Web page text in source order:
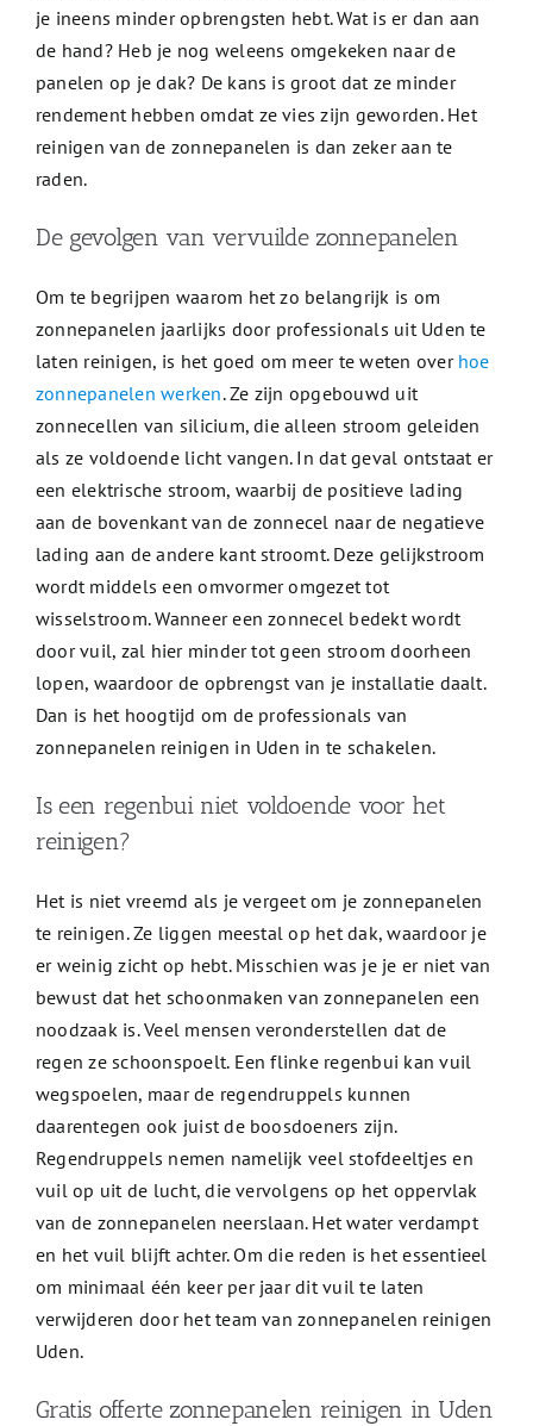
je ineens minder opbrengsten hebt. Wat is er dan aan
de hand? Heb je nog weleens omgekeken naar de
panelen op je dak? De kans is groot dat ze minder
rendement hebben omdat ze vies zijn geworden. Het
reinigen van de zonnepanelen is dan zeker aan te
raden.
De gevolgen van vervuilde zonnepanelen
Om te begrijpen waarom het zo belangrijk is om
zonnepanelen jaarlijks door professionals uit Uden te
laten reinigen, is het goed om meer te weten over hoe
zonnepanelen werken. Ze zijn opgebouwd uit
zonnecellen van silicium, die alleen stroom geleiden
als ze voldoende licht vangen. In dat geval ontstaat er
een elektrische stroom, waarbij de positieve lading
aan de bovenkant van de zonnecel naar de negatieve
lading aan de andere kant stroomt. Deze gelijkstroom
wordt middels een omvormer omgezet tot
wisselstroom. Wanneer een zonnecel bedekt wordt
door vuil, zal hier minder tot geen stroom doorheen
lopen, waardoor de opbrengst van je installatie daalt.
Dan is het hoogtijd om de professionals van
zonnepanelen reinigen in Uden in te schakelen.
Is een regenbui niet voldoende voor het
reinigen?
Het is niet vreemd als je vergeet om je zonnepanelen
te reinigen. Ze liggen meestal op het dak, waardoor je
er weinig zicht op hebt. Misschien was je je er niet van
bewust dat het schoonmaken van zonnepanelen een
noodzaak is. Veel mensen veronderstellen dat de
regen ze schoonspoelt. Een flinke regenbui kan vuil
wegspoelen, maar de regendruppels kunnen
daarentegen ook juist de boosdoeners zijn.
Regendruppels nemen namelijk veel stofdeeltjes en
vuil op uit de lucht, die vervolgens op het oppervlak
van de zonnepanelen neerslaan. Het water verdampt
en het vuil blijft achter. Om die reden is het essentieel
om minimaal één keer per jaar dit vuil te laten
verwijderen door het team van zonnepanelen reinigen
Uden.
Gratis offerte zonnepanelen reinigen in Uden